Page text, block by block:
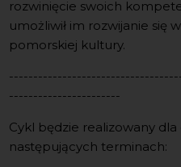
rozwinięcie swoich
umożliwił im rozwijanie się
pomorskiej kultury.
-----------------------
Cykl będzie realizowany
następujących terminach: